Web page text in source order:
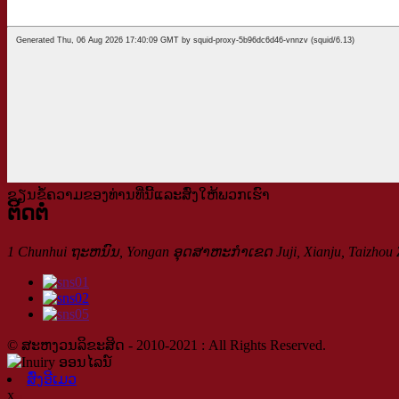
ຂຽນຂໍ້ຄວາມຂອງທ່ານທີ່ນີ້ແລະສົ່ງໃຫ້ພວກເຮົາ
ຕິດຕໍ່
1 Chunhui ຖະ​ຫນົນ​, Yongan ອຸດ​ສາ​ຫະ​ກໍາ​ເຂດ Juji​, Xianju​, Taizhou
© ສະຫງວນລິຂະສິດ - 2010-2021 : All Rights Reserved.
ສົ່ງອີເມວ
x